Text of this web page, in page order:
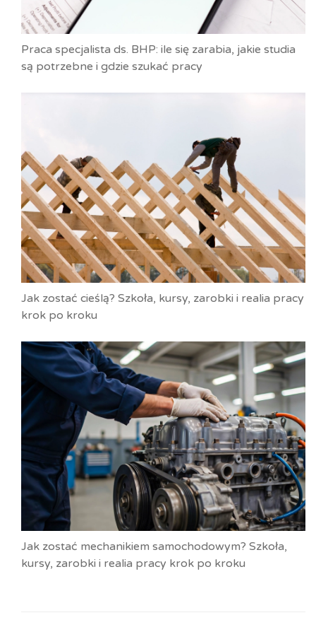
Praca specjalista ds. BHP: ile się zarabia, jakie studia
są potrzebne i gdzie szukać pracy
Jak zostać cieślą? Szkoła, kursy, zarobki i realia pracy
krok po kroku
Jak zostać mechanikiem samochodowym? Szkoła,
kursy, zarobki i realia pracy krok po kroku